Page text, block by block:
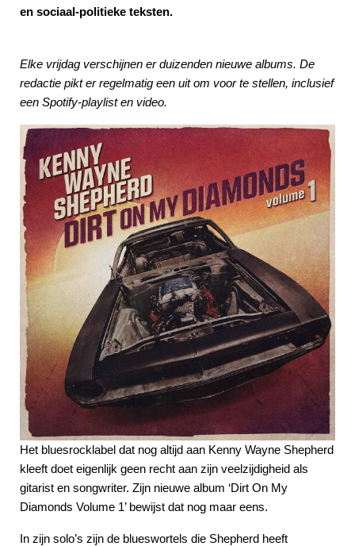
en sociaal-politieke teksten.
Elke vrijdag verschijnen er duizenden nieuwe albums. De
redactie pikt er regelmatig een uit om voor te stellen, inclusief
een Spotify-playlist en video.
Het bluesrocklabel dat nog altijd aan Kenny Wayne Shepherd
kleeft doet eigenlijk geen recht aan zijn veelzijdigheid als
gitarist en songwriter. Zijn nieuwe album ‘Dirt On My
Diamonds Volume 1’ bewijst dat nog maar eens.
In zijn solo’s zijn de blueswortels die Shepherd heeft